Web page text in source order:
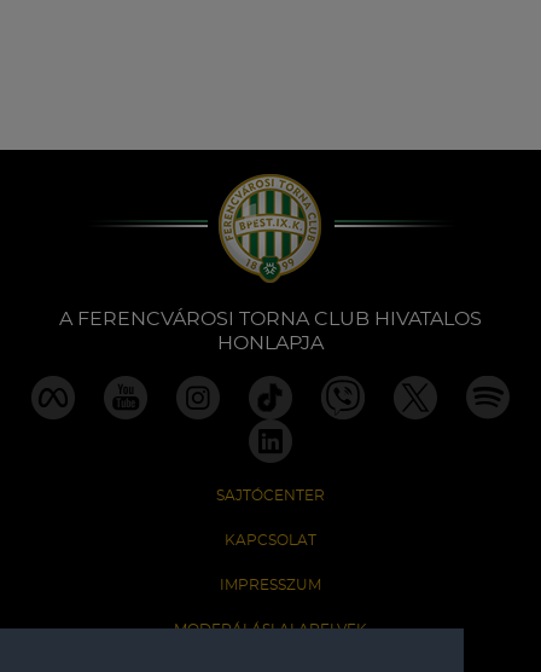
A FERENCVÁROSI TORNA CLUB HIVATALOS
HONLAPJA
SAJTÓCENTER
KAPCSOLAT
IMPRESSZUM
MODERÁLÁSI ALAPELVEK